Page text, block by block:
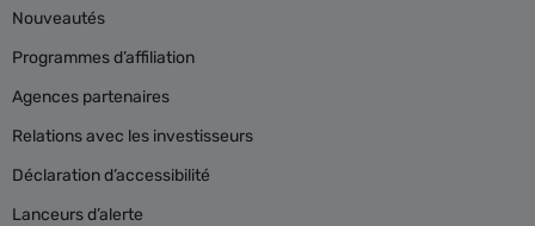
Nouveautés
Programmes d’affiliation
Agences partenaires
Relations avec les investisseurs
Déclaration d’accessibilité
Lanceurs d’alerte